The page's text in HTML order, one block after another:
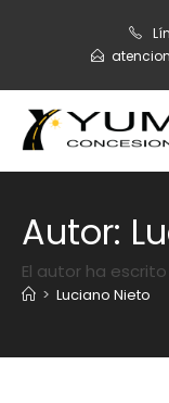
Autor:
El autor ha
> Luciano Nieto